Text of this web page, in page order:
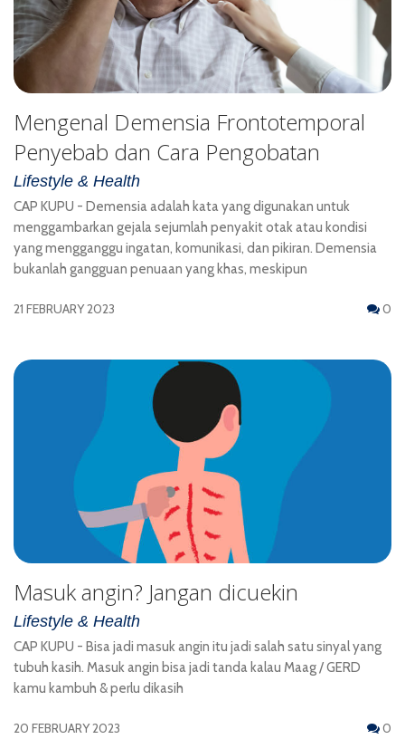
Mengenal Demensia Frontotemporal
Penyebab dan Cara Pengobatan
Lifestyle & Health
CAP KUPU - Demensia adalah kata yang digunakan untuk
menggambarkan gejala sejumlah penyakit otak atau kondisi
yang mengganggu ingatan, komunikasi, dan pikiran. Demensia
bukanlah gangguan penuaan yang khas, meskipun
21 FEBRUARY 2023 0
Masuk angin? Jangan dicuekin
Lifestyle & Health
CAP KUPU - Bisa jadi masuk angin itu jadi salah satu sinyal yang
tubuh kasih. Masuk angin bisa jadi tanda kalau Maag / GERD
kamu kambuh & perlu dikasih
20 FEBRUARY 2023 0